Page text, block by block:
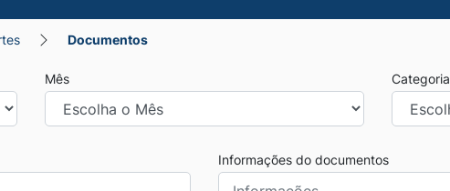
Documentos
Mês Categoria
Informações do documentos